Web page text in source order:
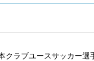
クラブユースサッカー選